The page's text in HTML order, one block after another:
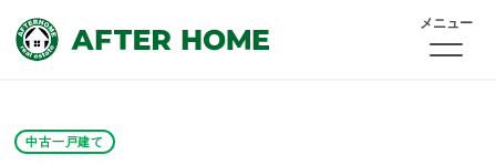
メニュー
中古一戸建て